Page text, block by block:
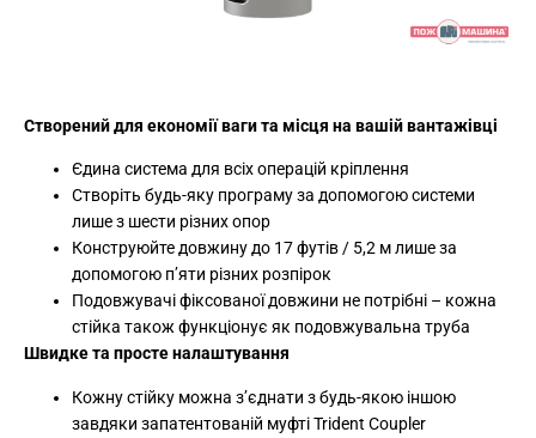
Створений для економії ваги та місця на вашій вантажівці
Єдина система для всіх операцій кріплення
Створіть будь-яку програму за допомогою системи
лише з шести різних опор
Конструюйте довжину до 17 футів / 5,2 м лише за
допомогою п’яти різних розпірок
Подовжувачі фіксованої довжини не потрібні – кожна
стійка також функціонує як подовжувальна труба
Швидке та просте налаштування
Кожну стійку можна з’єднати з будь-якою іншою
завдяки запатентованій муфті Trident Coupler